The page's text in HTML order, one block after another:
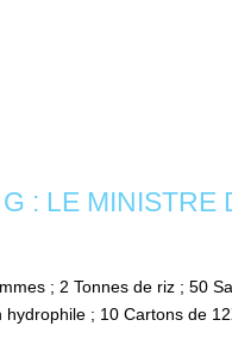
: LE MINISTRE
; 2 Tonnes de riz ; 50
hydrophile ; 10 Cartons de